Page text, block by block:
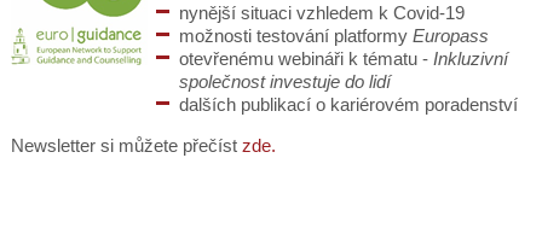
nynější situaci vzhledem k Covid-19
možnosti testování platformy Europass
otevřenému webináři k tématu - Inkluzivní
společnost investuje do lidí
dalších publikací o kariérovém poradenství
Newsletter si můžete přečíst zde.